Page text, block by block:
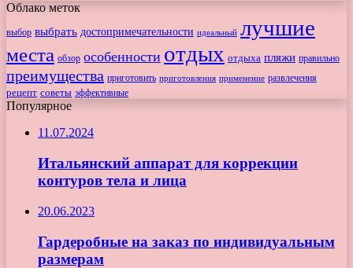
Облако меток
выбор выбрать достопримечательности идеальный лучшие
места обзор особенности отдых отдыха пляжи правильно
преимущества приготовить приготовления применение развлечения
рецепт советы эффективные
Популярное
11.07.2024
Итальянский аппарат для коррекции
контуров тела и лица
20.06.2023
Гардеробные на заказ по индивидуальным
размерам